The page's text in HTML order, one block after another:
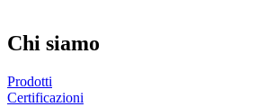
Chi siamo
Prodotti
Certificazioni